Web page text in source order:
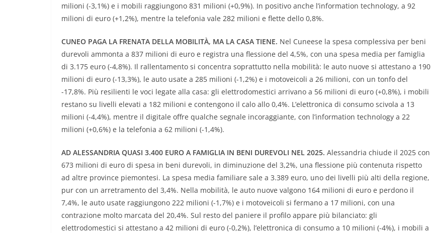
milioni (-3,1%) e i mobili raggiungono 831 milioni (+0,9%). In positivo anche l’information technology, a 92
milioni di euro (+1,2%), mentre la telefonia vale 282 milioni e flette dello 0,8%.
CUNEO PAGA LA FRENATA DELLA MOBILITÀ, MA LA CASA TIENE. Nel Cuneese la spesa complessiva per beni
durevoli ammonta a 837 milioni di euro e registra una flessione del 4,5%, con una spesa media per famiglia
di 3.175 euro (-4,8%). Il rallentamento si concentra soprattutto nella mobilità: le auto nuove si attestano a 190
milioni di euro (-13,3%), le auto usate a 285 milioni (-1,2%) e i motoveicoli a 26 milioni, con un tonfo del
-17,8%. Più resilienti le voci legate alla casa: gli elettrodomestici arrivano a 56 milioni di euro (+0,8%), i mobili
restano su livelli elevati a 182 milioni e contengono il calo allo 0,4%. L’elettronica di consumo scivola a 13
milioni (-4,4%), mentre il digitale offre qualche segnale incoraggiante, con l’information technology a 22
milioni (+0,6%) e la telefonia a 62 milioni (-1,4%).
AD ALESSANDRIA QUASI 3.400 EURO A FAMIGLIA IN BENI DUREVOLI NEL 2025. Alessandria chiude il 2025 con
673 milioni di euro di spesa in beni durevoli, in diminuzione del 3,2%, una flessione più contenuta rispetto
ad altre province piemontesi. La spesa media familiare sale a 3.389 euro, uno dei livelli più alti della regione,
pur con un arretramento del 3,4%. Nella mobilità, le auto nuove valgono 164 milioni di euro e perdono il
7,4%, le auto usate raggiungono 222 milioni (-1,7%) e i motoveicoli si fermano a 17 milioni, con una
contrazione molto marcata del 20,4%. Sul resto del paniere il profilo appare più bilanciato: gli
elettrodomestici si attestano a 42 milioni di euro (-0,2%), l’elettronica di consumo a 10 milioni (-4%), i mobili a